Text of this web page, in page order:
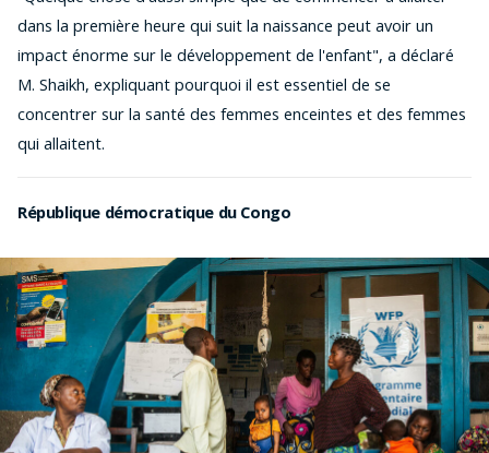
dans la première heure qui suit la naissance peut avoir un
impact énorme sur le développement de l'enfant", a déclaré
M. Shaikh, expliquant pourquoi il est essentiel de se
concentrer sur la santé des femmes enceintes et des femmes
qui allaitent.
République démocratique du Congo